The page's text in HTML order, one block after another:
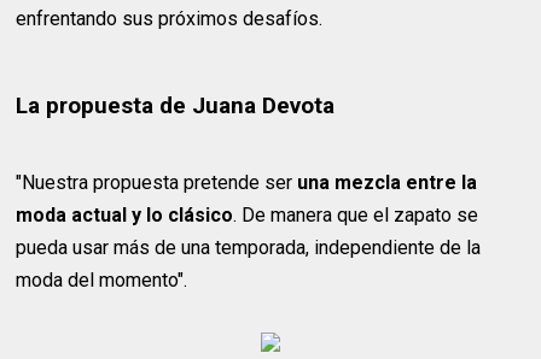
enfrentando sus próximos desafíos.
La propuesta de Juana Devota
"Nuestra propuesta pretende ser una mezcla entre la
moda actual y lo clásico. De manera que el zapato se
pueda usar más de una temporada, independiente de la
moda del momento".